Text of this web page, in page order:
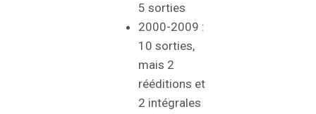
5 sorties
2000-2009 :
10 sorties,
mais 2
rééditions et
2 intégrales